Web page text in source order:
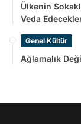
Ülkenin
Veda
Genel Kültür
Ağlamalık